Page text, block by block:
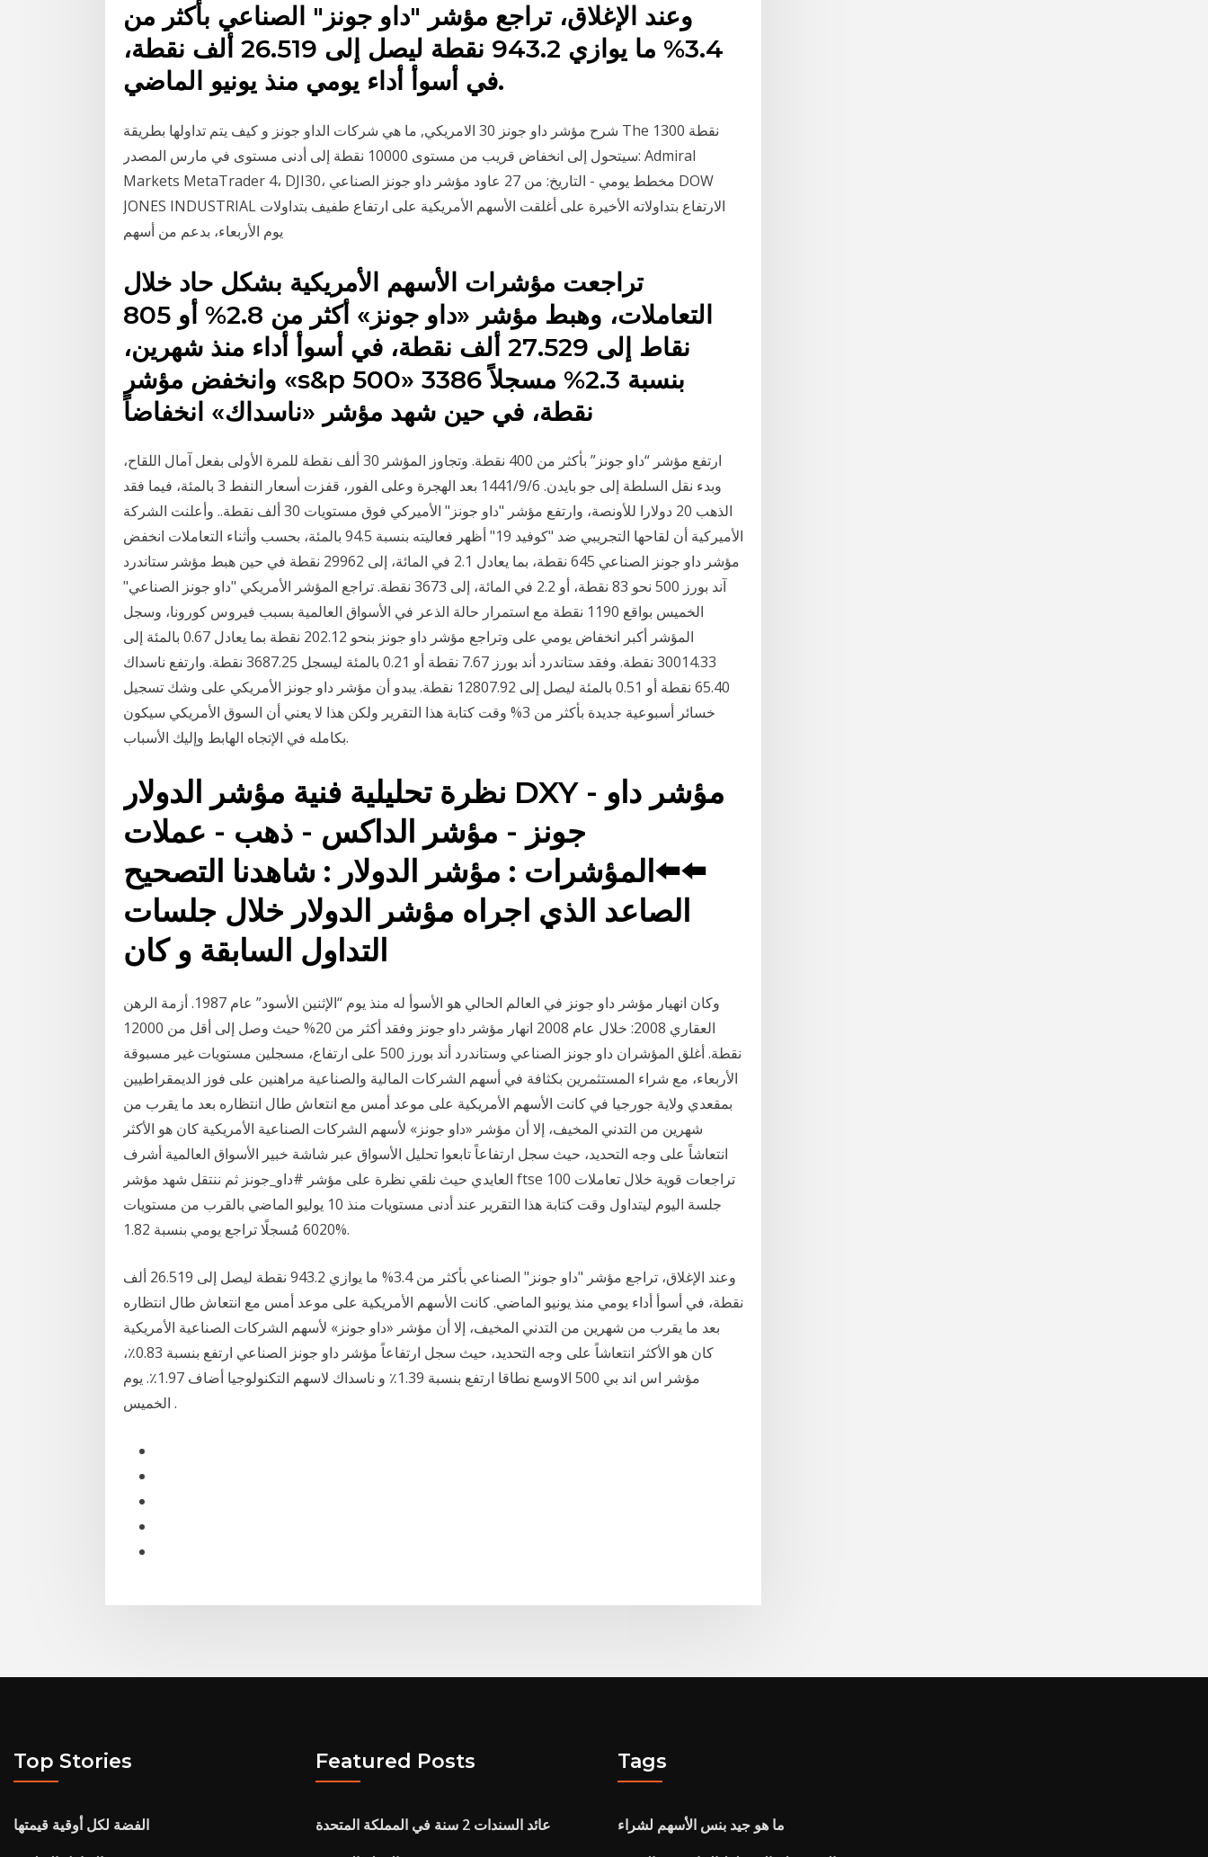
وعند الإغلاق، تراجع مؤشر "داو جونز" الصناعي بأكثر من
3.4% ما يوازي 943.2 نقطة ليصل إلى 26.519 ألف نقطة،
في أسوأ أداء يومي منذ يونيو الماضي.
شرح مؤشر داو جونز 30 الامريكي, ما هي شركات الداو جونز و كيف يتم تداولها بطريقة The 1300 نقطة
سيتحول إلى انخفاض قريب من مستوى 10000 نقطة إلى أدنى مستوى في مارس المصدر: Admiral
Markets MetaTrader 4، DJI30، مخطط يومي - التاريخ: من 27 عاود مؤشر داو جونز الصناعي DOW
JONES INDUSTRIAL الارتفاع بتداولاته الأخيرة على أغلقت الأسهم الأمريكية على ارتفاع طفيف بتداولات
تراجعت مؤشرات الأسهم الأمريكية بشكل حاد خلال
التعاملات، وهبط مؤشر «داو جونز» أكثر من 2.8% أو 805
نقاط إلى 27.529 ألف نقطة، في أسوأ أداء منذ شهرين،
وانخفض مؤشر «s&p 500» بنسبة 2.3% مسجلاً 3386
نقطة، في حين شهد مؤشر «ناسداك» انخفاضاً
ارتفع مؤشر “داو جونز” بأكثر من 400 نقطة. وتجاوز المؤشر 30 ألف نقطة للمرة الأولى بفعل آمال اللقاح،
وبدء نقل السلطة إلى جو بايدن. 6‏‏/9‏‏/1441 بعد الهجرة وعلى الفور، قفزت أسعار النفط 3 بالمئة، فيما فقد
الذهب 20 دولارا للأونصة، وارتفع مؤشر "داو جونز" الأميركي فوق مستويات 30 ألف نقطة.. وأعلنت الشركة
الأميركية أن لقاحها التجريبي ضد "كوفيد 19" أظهر فعاليته بنسبة 94.5 بالمئة، بحسب وأثناء التعاملات انخفض
مؤشر داو جونز الصناعي 645 نقطة، بما يعادل 2.1 في المائة، إلى 29962 نقطة في حين هبط مؤشر ستاندرد
آند بورز 500 نحو 83 نقطة، أو 2.2 في المائة، إلى 3673 نقطة. تراجع المؤشر الأمريكي "داو جونز الصناعي"
الخميس بواقع 1190 نقطة مع استمرار حالة الذعر في الأسواق العالمية بسبب فيروس كورونا، وسجل
المؤشر أكبر انخفاض يومي على وتراجع مؤشر داو جونز بنحو 202.12 نقطة بما يعادل 0.67 بالمئة إلى
30014.33 نقطة. وفقد ستاندرد أند بورز 7.67 نقطة أو 0.21 بالمئة ليسجل 3687.25 نقطة. وارتفع ناسداك
65.40 نقطة أو 0.51 بالمئة ليصل إلى 12807.92 نقطة. يبدو أن مؤشر داو جونز الأمريكي على وشك تسجيل
خسائر أسبوعية جديدة بأكثر من 3% وقت كتابة هذا التقرير ولكن هذا لا يعني أن السوق الأمريكي سيكون
بكامله في الإتجاه الهابط وإليك الأسباب.
نظرة تحليلية فنية مؤشر الدولار DXY - مؤشر داو
جونز - مؤشر الداكس - ذهب - عملات
⬅️⬅️المؤشرات : مؤشر الدولار : شاهدنا التصحيح
الصاعد الذي اجراه مؤشر الدولار خلال جلسات
التداول السابقة و كان
وكان انهيار مؤشر داو جونز في العالم الحالي هو الأسوأ له منذ يوم “الإثنين الأسود” عام 1987. أزمة الرهن
العقاري 2008: خلال عام 2008 انهار مؤشر داو جونز وفقد أكثر من 20% حيث وصل إلى أقل من 12000
نقطة. أغلق المؤشران داو جونز الصناعي وستاندرد أند بورز 500 على ارتفاع، مسجلين مستويات غير مسبوقة
الأربعاء، مع شراء المستثمرين بكثافة في أسهم الشركات المالية والصناعية مراهنين على فوز الديمقراطيين
بمقعدي ولاية جورجيا في كانت الأسهم الأمريكية على موعد أمس مع انتعاش طال انتظاره بعد ما يقرب من
شهرين من التدني المخيف، إلا أن مؤشر «داو جونز» لأسهم الشركات الصناعية الأمريكية كان هو الأكثر
انتعاشاً على وجه التحديد، حيث سجل ارتفاعاً تابعوا تحليل الأسواق عبر شاشة خبير الأسواق العالمية أشرف
العايدي حيث نلقي نظرة على مؤشر #داو_جونز ثم ننتقل شهد مؤشر ftse 100 تراجعات قوية خلال تعاملات
جلسة اليوم ليتداول وقت كتابة هذا التقرير عند أدنى مستويات منذ 10 يوليو الماضي بالقرب من مستويات
6020 مُسجلًا تراجع يومي بنسبة 1.82%.
وعند الإغلاق، تراجع مؤشر "داو جونز" الصناعي بأكثر من 3.4% ما يوازي 943.2 نقطة ليصل إلى 26.519 ألف
نقطة، في أسوأ أداء يومي منذ يونيو الماضي. كانت الأسهم الأمريكية على موعد أمس مع انتعاش طال انتظاره
بعد ما يقرب من شهرين من التدني المخيف، إلا أن مؤشر «داو جونز» لأسهم الشركات الصناعية الأمريكية
كان هو الأكثر انتعاشاً على وجه التحديد، حيث سجل ارتفاعاً مؤشر داو جونز الصناعي ارتفع بنسبة 0.83٪،
مؤشر اس اند بي 500 الاوسع نطاقا ارتفع بنسبة 1.39٪ و ناسداك لاسهم التكنولوجيا أضاف 1.97٪. يوم
الخميس .
Top Stories
الفضة لكل أوقية قيمتها
Featured Posts
عائد السندات 2 سنة في المملكة المتحدة
Tags
ما هو جيد بنس الأسهم لشراء